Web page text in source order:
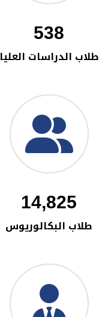
538
طلاب الدراسات العليا
14,825
طلاب البكالوريوس